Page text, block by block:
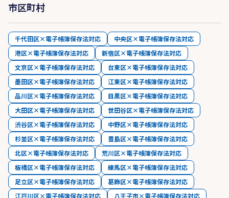
市区町村
千代田区×電子帳簿保存法対応
中央区×電子帳簿保存法対応
港区×電子帳簿保存法対応
新宿区×電子帳簿保存法対応
文京区×電子帳簿保存法対応
台東区×電子帳簿保存法対応
墨田区×電子帳簿保存法対応
江東区×電子帳簿保存法対応
品川区×電子帳簿保存法対応
目黒区×電子帳簿保存法対応
大田区×電子帳簿保存法対応
世田谷区×電子帳簿保存法対応
渋谷区×電子帳簿保存法対応
中野区×電子帳簿保存法対応
杉並区×電子帳簿保存法対応
豊島区×電子帳簿保存法対応
北区×電子帳簿保存法対応
荒川区×電子帳簿保存法対応
板橋区×電子帳簿保存法対応
練馬区×電子帳簿保存法対応
足立区×電子帳簿保存法対応
葛飾区×電子帳簿保存法対応
江戸川区×電子帳簿保存法対応
八王子市×電子帳簿保存法対応